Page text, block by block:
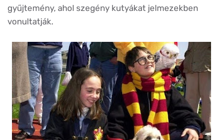
gyűjtemény, ahol szegény kutyákat jelmezekben
vonultatják.